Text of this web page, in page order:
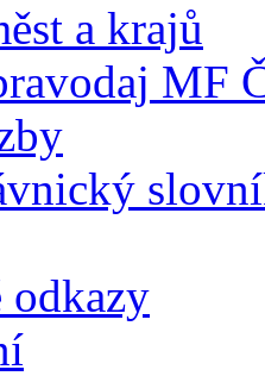
a krajů
MF
odkazy